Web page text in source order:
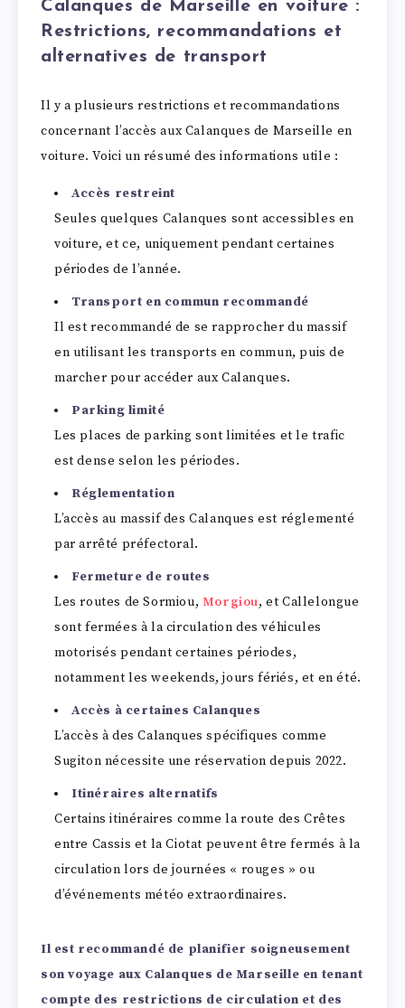
Calanques de Marseille en voiture :
Restrictions, recommandations et
alternatives de transport
Il y a plusieurs restrictions et recommandations
concernant l’accès aux Calanques de Marseille en
voiture. Voici un résumé des informations utile :
Accès restreint
Seules quelques Calanques sont accessibles en
voiture, et ce, uniquement pendant certaines
périodes de l’année.
Transport en commun recommandé
Il est recommandé de se rapprocher du massif
en utilisant les transports en commun, puis de
marcher pour accéder aux Calanques.
Parking limité
Les places de parking sont limitées et le trafic
est dense selon les périodes.
Réglementation
L’accès au massif des Calanques est réglementé
par arrêté préfectoral.
Fermeture de routes
Les routes de Sormiou, Morgiou, et Callelongue
sont fermées à la circulation des véhicules
motorisés pendant certaines périodes,
notamment les weekends, jours fériés, et en été.
Accès à certaines Calanques
L’accès à des Calanques spécifiques comme
Sugiton nécessite une réservation depuis 2022.
Itinéraires alternatifs
Certains itinéraires comme la route des Crêtes
entre Cassis et la Ciotat peuvent être fermés à la
circulation lors de journées « rouges » ou
d’événements météo extraordinaires.
Il est recommandé de planifier soigneusement
son voyage aux Calanques de Marseille en tenant
compte des restrictions de circulation et des